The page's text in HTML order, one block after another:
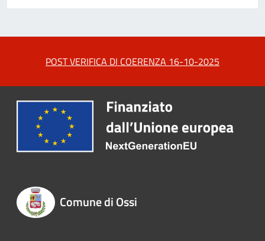
POST VERIFICA DI COERENZA 16-10-2025
Comune di Ossi